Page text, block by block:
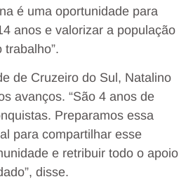
é uma oportunidade para
anos e valorizar a população
de Cruzeiro do Sul, Natalino
avanços. “São 4 anos de
Preparamos essa
para compartilhar esse
e retribuir todo o apoio
disse.